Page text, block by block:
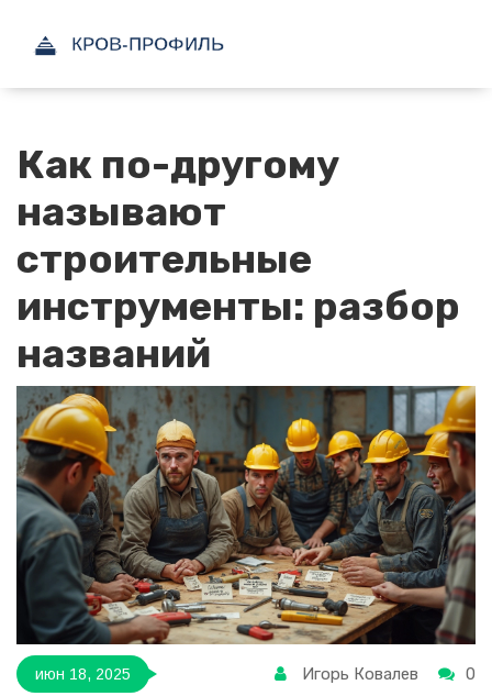
Как по-другому
называют
строительные
инструменты: разбор
названий
июн 18, 2025 Игорь Ковалев 0